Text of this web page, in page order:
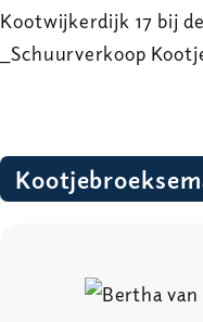
Kootwijkerdijk 17 bij
_Schuurverkoop